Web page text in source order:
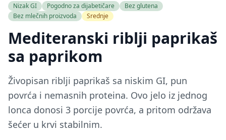
Nizak GI Pogodno za dijabetičare
Bez glutena
Bez mlečnih proizvoda
Srednje
Mediteranski riblji paprikaš
sa paprikom
Živopisan riblji paprikaš sa niskim GI, pun
povrća i nemasnih proteina. Ovo jelo iz jednog
lonca donosi 3 porcije povrća, a pritom održava
šećer u krvi stabilnim.